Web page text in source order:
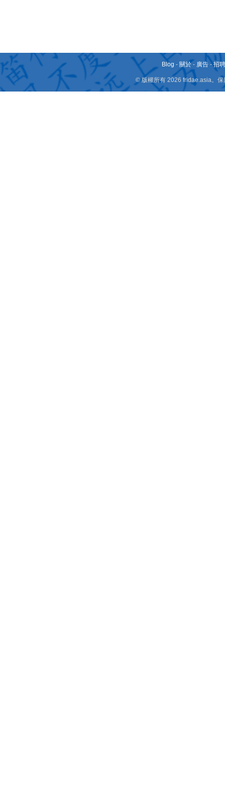
Blog - 關於 - 廣告 -招
© 版權所有 2026 fridae.asia。